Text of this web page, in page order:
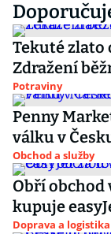
Tekuté zlato
Zdražení
Potraviny
Penny
válku v
Obchod a služby
Obří obchod
kupuje
Doprava a logistika